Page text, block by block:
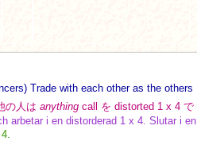
Trade with each other as the others
の人は anything call を distorted 1 x 4 で
arbetar i en distorderad 1 x 4. Slutar i en